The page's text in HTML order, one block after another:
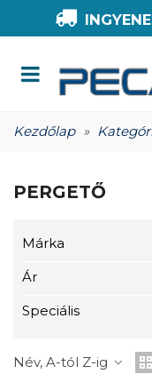
Kezdőlap »
PERGETŐ
Márka
Ár
Speciális
Név, A-tól Z-ig